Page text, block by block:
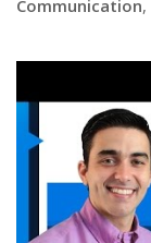
Communication,